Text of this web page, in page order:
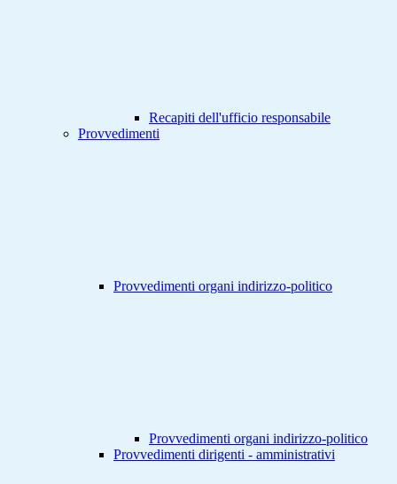
Recapiti dell'ufficio responsabile
Provvedimenti
Provvedimenti organi indirizzo-politico
Provvedimenti organi indirizzo-politico
Provvedimenti dirigenti - amministrativi